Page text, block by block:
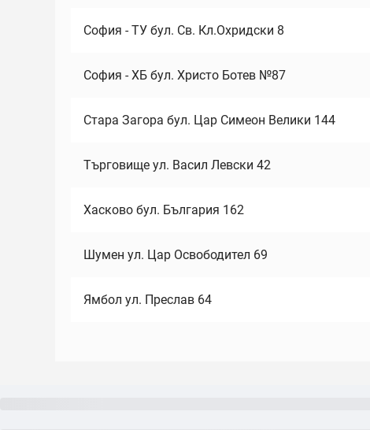
София - ТУ бул. Св. Кл.Охридски 8
София - ХБ бул. Христо Ботев №87
Стара Загора бул. Цар Симеон Велики 144
Търговище ул. Васил Левски 42
Хасково бул. България 162
Шумен ул. Цар Освободител 69
Ямбол ул. Преслав 64